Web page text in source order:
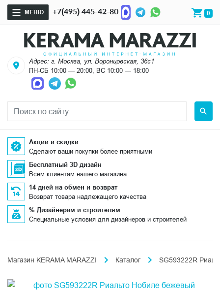
МЕНЮ +7(495) 445-42-80 0
Адрес: г. Москва, ул. Воронцовская, 36с1
ПН-СБ 10:00 — 20:00, ВС 10:00 — 18:00
Акции и скидки
Сделают ваши покупки более приятными
Бесплатный 3D дизайн
Всем клиентам нашего магазина
14 дней на обмен и возврат
Возврат товара надлежащего качества
% Дизайнерам и строителям
Специальные условия для дизайнеров и строителей
Магазин KERAMA MARAZZI Каталог SG593222R